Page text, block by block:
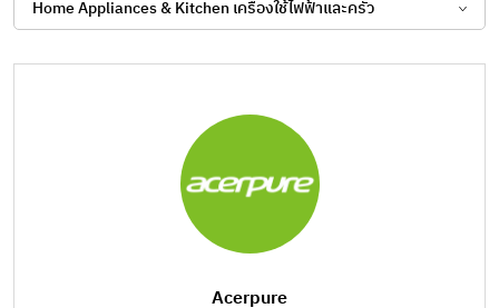
Home Appliances & Kitchen เครื่องใช้ไฟฟ้าและครัว
Acerpure